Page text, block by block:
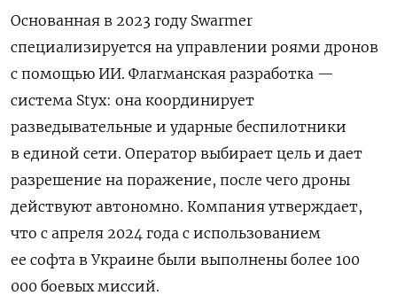
Основанная в 2023 году Swarmer
специализируется на управлении роями дронов
с помощью ИИ. Флагманская разработка —
система Styx: она координирует
разведывательные и ударные беспилотники
в единой сети. Оператор выбирает цель и дает
разрешение на поражение, после чего дроны
действуют автономно. Компания утверждает,
что с апреля 2024 года с использованием
ее софта в Украине были выполнены более 100
000 боевых миссий.